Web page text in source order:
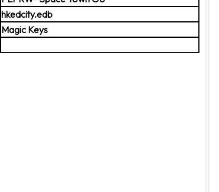
hkedcity.edb
Magic Keys